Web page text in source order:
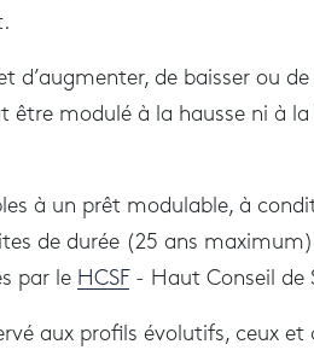
d’augmenter, de baisser ou
être modulé à la hausse ni à
à un prêt modulable, à
de durée (25 ans
par le HCSF - Haut Conseil de
aux profils évolutifs, ceux et